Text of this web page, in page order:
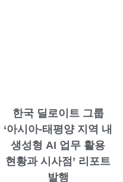
한국 딜로이트 그룹
‘아시아-태평양 지역 내
생성형 AI 업무 활용
현황과 시사점’ 리포트
발행